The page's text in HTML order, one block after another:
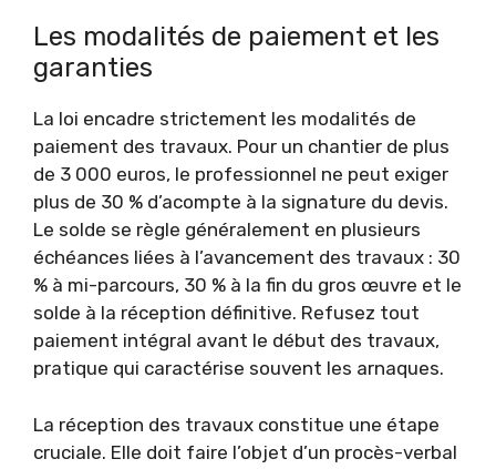
Les modalités de paiement et les
garanties
La loi encadre strictement les modalités de
paiement des travaux. Pour un chantier de plus
de 3 000 euros, le professionnel ne peut exiger
plus de 30 % d’acompte à la signature du devis.
Le solde se règle généralement en plusieurs
échéances liées à l’avancement des travaux : 30
% à mi-parcours, 30 % à la fin du gros œuvre et le
solde à la réception définitive. Refusez tout
paiement intégral avant le début des travaux,
pratique qui caractérise souvent les arnaques.
La réception des travaux constitue une étape
cruciale. Elle doit faire l’objet d’un procès-verbal